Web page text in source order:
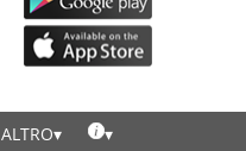
ALTRO